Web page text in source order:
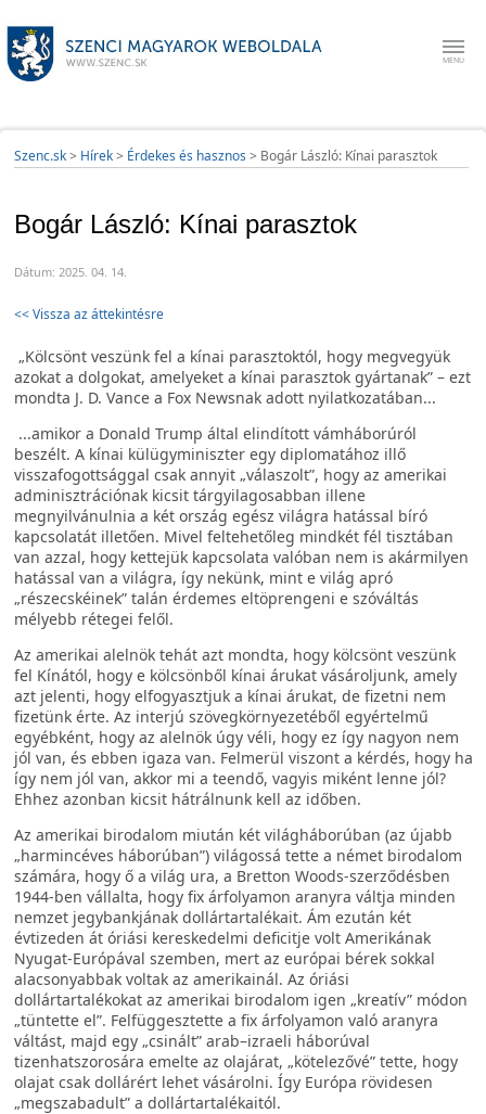
Szenc.sk> Hírek> Érdekes és hasznos > Bogár László: Kínai parasztok
Bogár László: Kínai parasztok
Dátum: 2025. 04. 14.
<< Vissza az áttekintésre
„Kölcsönt veszünk fel a kínai parasztoktól, hogy megvegyük
azokat a dolgokat, amelyeket a kínai parasztok gyártanak” – ezt
mondta J. D. Vance a Fox Newsnak adott nyilatkozatában...
...amikor a Donald Trump által elindított vámháborúról
beszélt. A kínai külügyminiszter egy diplomatához illő
visszafogottsággal csak annyit „válaszolt”, hogy az amerikai
adminisztrációnak kicsit tárgyilagosabban illene
megnyilvánulnia a két ország egész világra hatással bíró
kapcsolatát illetően. Mivel feltehetőleg mindkét fél tisztában
van azzal, hogy kettejük kapcsolata valóban nem is akármilyen
hatással van a világra, így nekünk, mint e világ apró
„részecskéinek” talán érdemes eltöprengeni e szóváltás
mélyebb rétegei felől.
Az amerikai alelnök tehát azt mondta, hogy kölcsönt veszünk
fel Kínától, hogy e kölcsönből kínai árukat vásároljunk, amely
azt jelenti, hogy elfogyasztjuk a kínai árukat, de fizetni nem
fizetünk érte. Az interjú szövegkörnyezetéből egyértelmű
egyébként, hogy az alelnök úgy véli, hogy ez így nagyon nem
jól van, és ebben igaza van. Felmerül viszont a kérdés, hogy ha
így nem jól van, akkor mi a teendő, vagyis miként lenne jól?
Ehhez azonban kicsit hátrálnunk kell az időben.
Az amerikai birodalom miután két világháborúban (az újabb
„harmincéves háborúban”) világossá tette a német birodalom
számára, hogy ő a világ ura, a Bretton Woods-szerződésben
1944-ben vállalta, hogy fix árfolyamon aranyra váltja minden
nemzet jegybankjának dollártartalékait. Ám ezután két
évtizeden át óriási kereskedelmi deficitje volt Amerikának
Nyugat-Európával szemben, mert az európai bérek sokkal
alacsonyabbak voltak az amerikainál. Az óriási
dollártartalékokat az amerikai birodalom igen „kreatív” módon
„tüntette el”. Felfüggesztette a fix árfolyamon való aranyra
váltást, majd egy „csinált” arab–izraeli háborúval
tizenhatszorosára emelte az olajárat, „kötelezővé” tette, hogy
olajat csak dollárért lehet vásárolni. Így Európa rövidesen
„megszabadult” a dollártartalékaitól.